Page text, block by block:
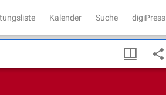
Kalender Suche digiPress